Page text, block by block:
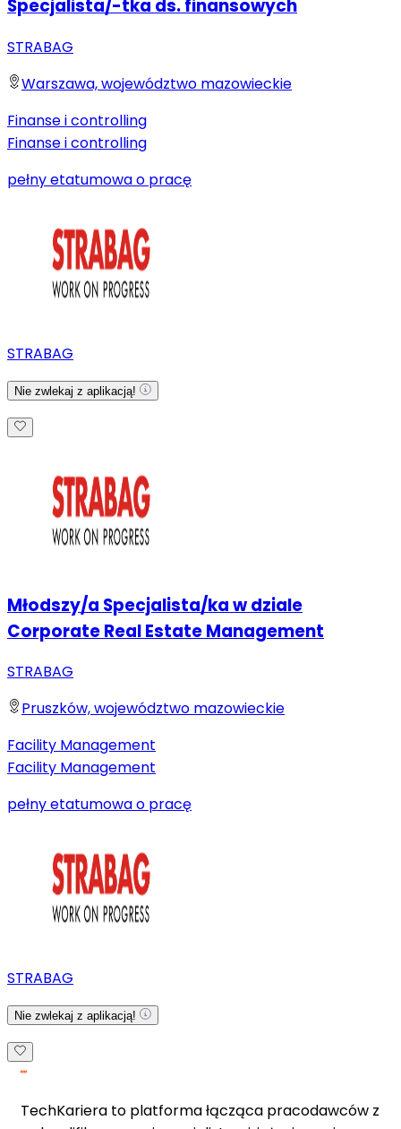
Specjalista/-tka ds. finansowych
STRABAG
Warszawa, województwo mazowieckie
Finanse i controlling
Finanse i controlling
pełny etatumowa o pracę
STRABAG
Nie zwlekaj z aplikacją!
Młodszy/a Specjalista/ka w dziale
Corporate Real Estate Management
STRABAG
Pruszków, województwo mazowieckie
Facility Management
Facility Management
pełny etatumowa o pracę
STRABAG
Nie zwlekaj z aplikacją!
TechKariera to platforma łącząca pracodawców z